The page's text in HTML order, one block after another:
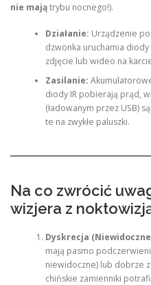
nie majątrybu nocnego!).
Działanie: Urządzenie
dzwonka uruchamia diody
zdjęcie lub wideo na
Zasilanie:
diody IR pobierają prąd,
(ładowanym przez USB)
te na zwykłe paluszki.
Na co zwrócić
wizjera z
Dyskrecja
mają pasmo podczerwieni
niewidoczne) lub dobrze
chińskie zamienniki